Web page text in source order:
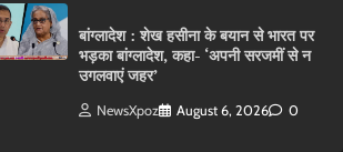
बांग्लादेश : शेख हसीना के बयान से भारत पर
भड़का बांग्लादेश, कहा- ‘अपनी सरजमीं से न
उगलवाएं जहर’
NewsXpoz August 6, 2026 0